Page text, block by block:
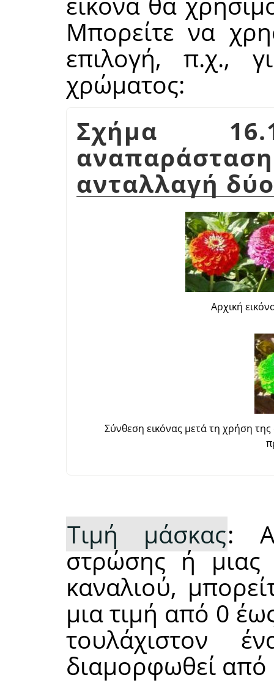
Μπορείτε να
επιλογή, π.χ.,
χρώματος:
Σχήμα
ανταλλαγή
Αρχική
Σύνθεση εικόνας μετά τη χρήση
Τιμή μάσκας:
στρώσης ή μιας
καναλιού,
μια τιμή από 0
τουλάχιστον
διαμορφωθεί από